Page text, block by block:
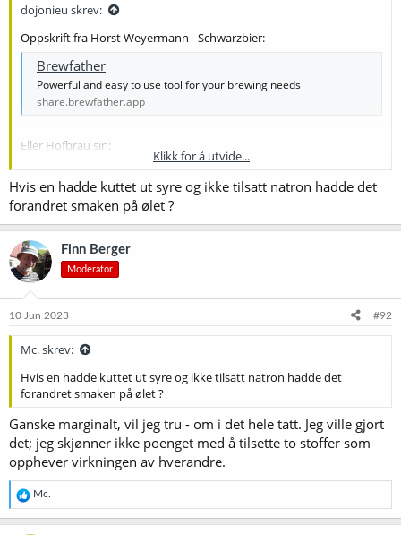
dojonieu skrev:
Oppskrift fra Horst Weyermann - Schwarzbier:
Brewfather
Powerful and easy to use tool for your brewing needs
share.brewfather.app
Eller Hofbräu sin:
www.weyermann.de
Klikk for å utvide...
Hvis en hadde kuttet ut syre og ikke tilsatt natron hadde det
forandret smaken på ølet ?
Finn Berger
Moderator
10 Jun 2023 #92
Mc. skrev:
Hvis en hadde kuttet ut syre og ikke tilsatt natron hadde det
forandret smaken på ølet ?
Ganske marginalt, vil jeg tru - om i det hele tatt. Jeg ville gjort
det; jeg skjønner ikke poenget med å tilsette to stoffer som
opphever virkningen av hverandre.
R
e
a
Mc.